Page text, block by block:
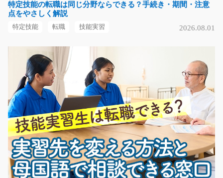
日用品のピッキング作業/g06_00650
＼私服通勤OK＊駅からの無料送迎あり♪／ 日用品を扱う
物流倉庫でのピッキ…
長期（3ヶ月以上）
時給1,197円
京都府京田辺市
気になる
製造作業/y04_00579
特定技能の転職は同じ分野ならできる？手続き・期間・注意
点をやさしく解説
特定技能 転職 技能実習 2026.08.01